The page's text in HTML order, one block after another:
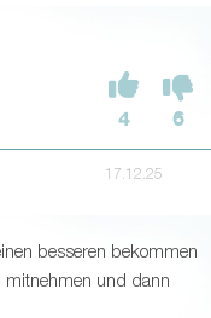
4 6
17.12.25
besseren bekommen
mitnehmen und dann